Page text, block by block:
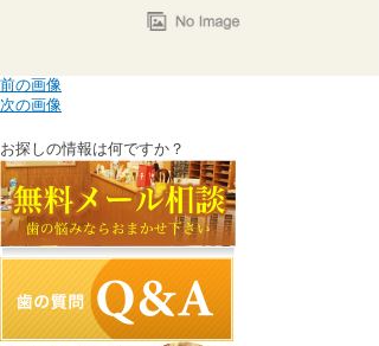
前の画像
次の画像
お探しの情報は何ですか？
スタッフ募集
下関観光ガイド
年賀状・暑中お見舞い
PCサイトを見る
無料メール相談
スタッフ募集
加藤歯科ブログ
下関観光ガイド
年賀状・暑中お見舞い